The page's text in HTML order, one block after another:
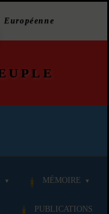
MÉMOIRE
PUBLICATIONS